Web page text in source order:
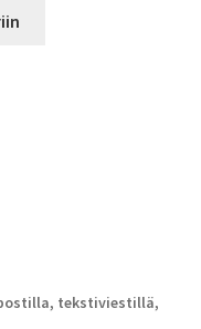
tekstiviestillä,